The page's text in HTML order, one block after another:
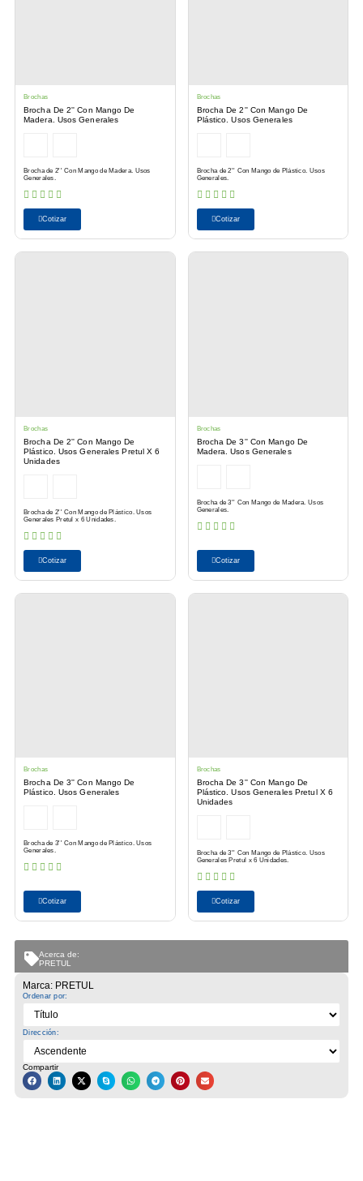
Marca: PRETUL
Ordenar por:
Dirección:
Compartir
Acerca de:
PRETUL
Brochas
Brocha De 2'' Con Mango De
Madera. Usos Generales
Brocha de 2'' Con Mango de Madera. Usos
Generales.
Cotizar
Brochas
Brocha De 2'' Con Mango De
Plástico. Usos Generales
Brocha de 2'' Con Mango de Plástico. Usos
Generales.
Cotizar
Brochas
Brocha De 2'' Con Mango De
Plástico. Usos Generales Pretul X 6
Unidades
Brocha de 2'' Con Mango de Plástico. Usos
Generales Pretul x 6 Unidades.
Cotizar
Brochas
Brocha De 3'' Con Mango De
Madera. Usos Generales
Brocha de 3'' Con Mango de Madera. Usos
Generales.
Cotizar
Brochas
Brocha De 3'' Con Mango De
Plástico. Usos Generales
Brocha de 3'' Con Mango de Plástico. Usos
Generales.
Cotizar
Brochas
Brocha De 3'' Con Mango De
Plástico. Usos Generales Pretul X 6
Unidades
Brocha de 3'' Con Mango de Plástico. Usos
Generales Pretul x 6 Unidades.
Cotizar